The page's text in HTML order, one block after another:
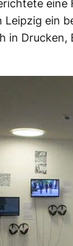
Leipzig ein
in